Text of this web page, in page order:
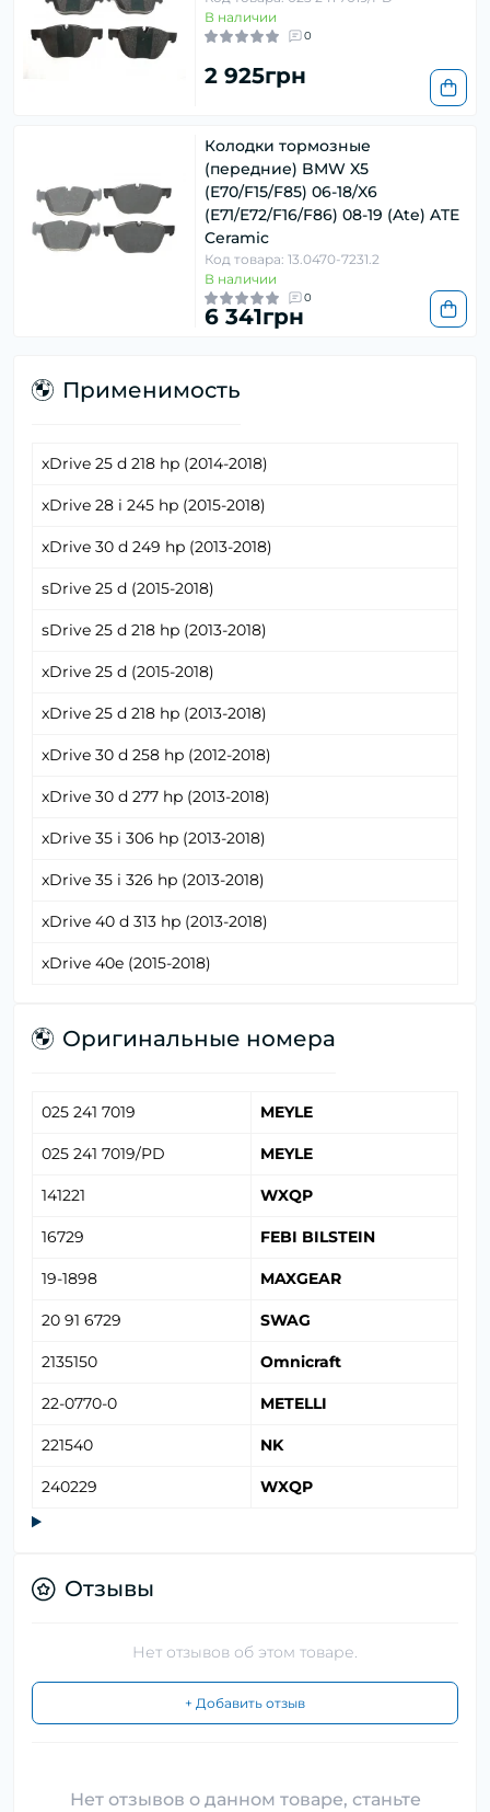
В наличии
0
2 925грн
Колодки тормозные
(передние) BMW X5
(E70/F15/F85) 06-18/X6
(E71/E72/F16/F86) 08-19 (Ate) ATE
Ceramic
Код товара: 13.0470-7231.2
В наличии
0
6 341грн
Применимость
xDrive 25 d 218 hp (2014-2018)
xDrive 28 i 245 hp (2015-2018)
xDrive 30 d 249 hp (2013-2018)
sDrive 25 d (2015-2018)
sDrive 25 d 218 hp (2013-2018)
xDrive 25 d (2015-2018)
xDrive 25 d 218 hp (2013-2018)
xDrive 30 d 258 hp (2012-2018)
xDrive 30 d 277 hp (2013-2018)
xDrive 35 i 306 hp (2013-2018)
xDrive 35 i 326 hp (2013-2018)
xDrive 40 d 313 hp (2013-2018)
xDrive 40e (2015-2018)
Оригинальные номера
025 241 7019 MEYLE
025 241 7019/PD MEYLE
141221 WXQP
16729 FEBI BILSTEIN
19-1898 MAXGEAR
20 91 6729 SWAG
2135150 Omnicraft
22-0770-0 METELLI
221540 NK
240229 WXQP
Отзывы
Нет отзывов об этом товаре.
+ Добавить отзыв
Нет отзывов о данном товаре, станьте